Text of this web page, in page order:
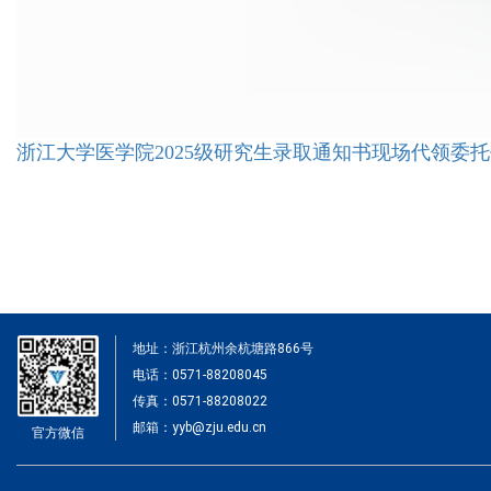
浙江大学医学院2025级研究生录取通知书现场代领委
官方微信
地址：浙江杭州余杭塘路866号
电话：0571-88208045
传真：0571-88208022
邮箱：yyb@zju.edu.cn